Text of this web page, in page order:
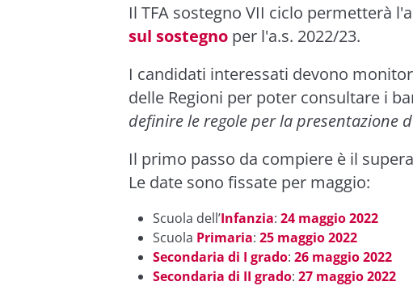
Il TFA sostegno VII ciclo permetterà
sul sostegno per l'a.s. 2022/23.
I candidati interessati devono
delle Regioni per poter consultare i
definire le regole per la presentazione
Il primo passo da compiere è il
Le date sono fissate per maggio:
Scuola dell’Infanzia: 24 maggio2022
Scuola Primaria: 25 maggio2022
Secondaria di I grado: 26 maggio2022
Secondaria di II grado: 27 maggio2022